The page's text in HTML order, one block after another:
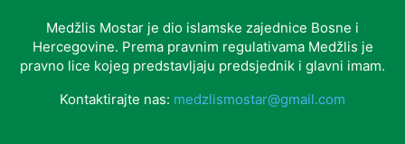
Medžlis Mostar je dio islamske zajednice Bosne i
Hercegovine. Prema pravnim regulativama Medžlis je
pravno lice kojeg predstavljaju predsjednik i glavni imam.
Kontaktirajte nas: medzlismostar@gmail.com